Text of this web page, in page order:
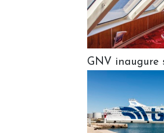
GNV inaugure